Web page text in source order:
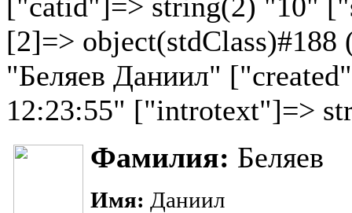
[2]=>
"Беляев Даниил"
12:23:55" ["introtext"]=>
Фамилия: Беляев
Имя: Даниил